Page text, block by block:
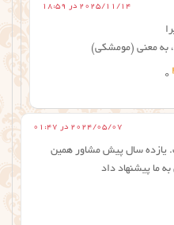
2025/11/14 در 18:59
به معنی (مومشکی)
0
2024/05/07 در 01:47
یازده سال پیش مشاور همین
ما پیشنهاد داد